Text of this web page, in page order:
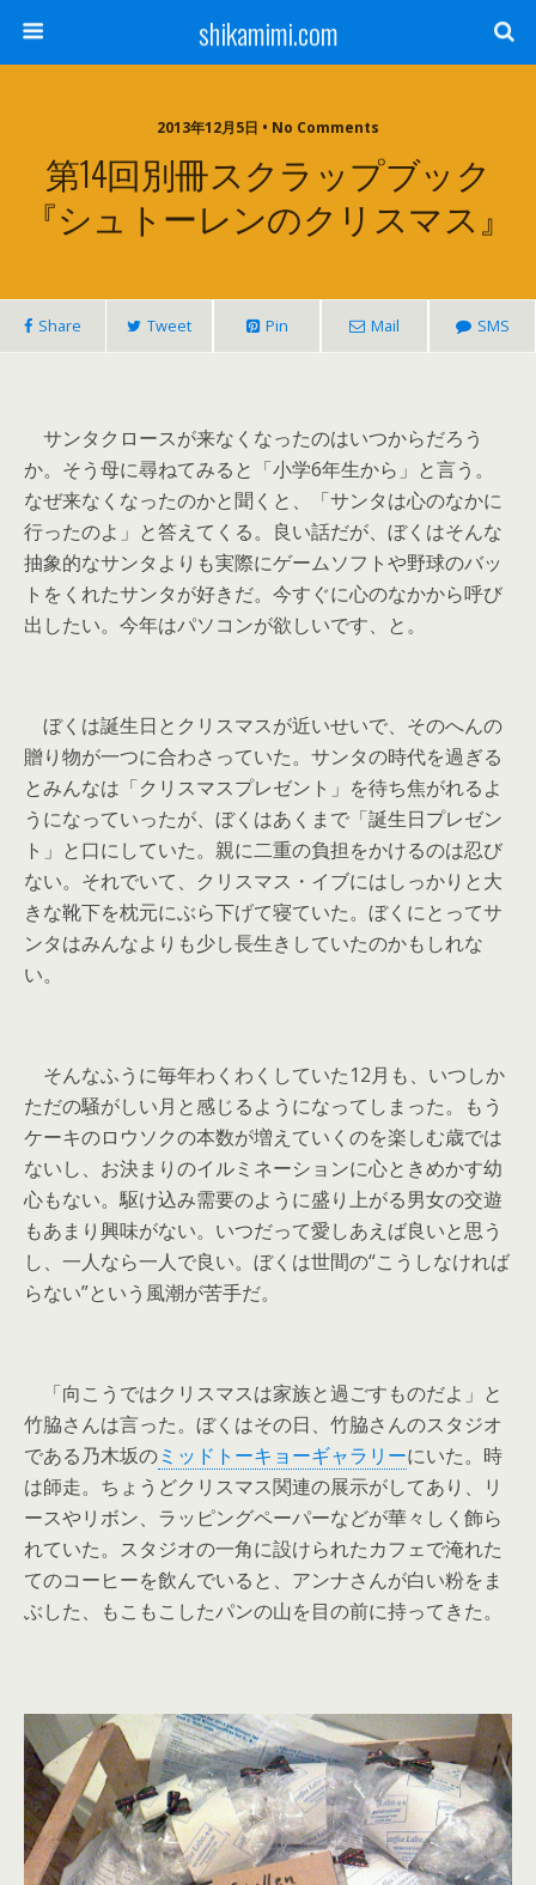
shikamimi.com
2013年12月5日 • No Comments
第14回別冊スクラップブック
『シュトーレンのクリスマス』
Share Tweet Pin Mail SMS
サンタクロースが来なくなったのはいつからだろう
か。そう母に尋ねてみると「小学6年生から」と言う。
なぜ来なくなったのかと聞くと、「サンタは心のなかに
行ったのよ」と答えてくる。良い話だが、ぼくはそんな
抽象的なサンタよりも実際にゲームソフトや野球のバッ
トをくれたサンタが好きだ。今すぐに心のなかから呼び
出したい。今年はパソコンが欲しいです、と。
ぼくは誕生日とクリスマスが近いせいで、そのへんの
贈り物が一つに合わさっていた。サンタの時代を過ぎる
とみんなは「クリスマスプレゼント」を待ち焦がれるよ
うになっていったが、ぼくはあくまで「誕生日プレゼン
ト」と口にしていた。親に二重の負担をかけるのは忍び
ない。それでいて、クリスマス・イブにはしっかりと大
きな靴下を枕元にぶら下げて寝ていた。ぼくにとってサ
ンタはみんなよりも少し長生きしていたのかもしれな
い。
そんなふうに毎年わくわくしていた12月も、いつしか
ただの騒がしい月と感じるようになってしまった。もう
ケーキのロウソクの本数が増えていくのを楽しむ歳では
ないし、お決まりのイルミネーションに心ときめかす幼
心もない。駆け込み需要のように盛り上がる男女の交遊
もあまり興味がない。いつだって愛しあえば良いと思う
し、一人なら一人で良い。ぼくは世間の“こうしなければ
らない”という風潮が苦手だ。
「向こうではクリスマスは家族と過ごすものだよ」と
竹脇さんは言った。ぼくはその日、竹脇さんのスタジオ
である乃木坂のミッドトーキョーギャラリーにいた。時
は師走。ちょうどクリスマス関連の展示がしてあり、リ
ースやリボン、ラッピングペーパーなどが華々しく飾ら
れていた。スタジオの一角に設けられたカフェで淹れた
てのコーヒーを飲んでいると、アンナさんが白い粉をま
ぶした、もこもこしたパンの山を目の前に持ってきた。